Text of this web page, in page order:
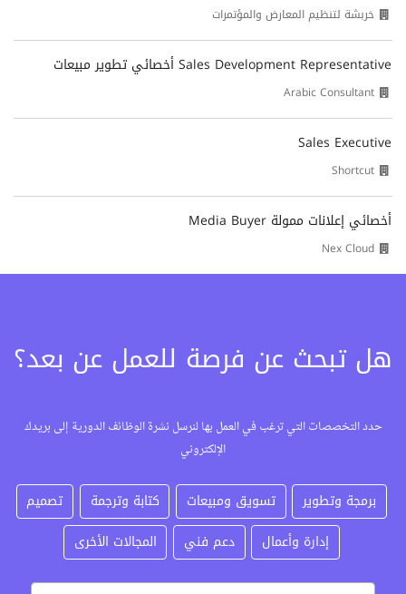
خربشة لتنظيم المعارض والمؤتمرات
Sales Development Representative أخصائي تطوير مبيعات
Arabic Consultant
Sales Executive
Shortcut
أخصائي إعلانات ممولة Media Buyer
Nex Cloud
هل تبحث عن فرصة للعمل عن بعد؟
حدد التخصصات التي ترغب في العمل بها لنرسل نشرة الوظائف الدورية إلى بريدك
الإلكتروني
برمجة وتطوير تسويق ومبيعات كتابة وترجمة
تصميم
إدارة وأعمال
دعم فني المجالات الأخرى